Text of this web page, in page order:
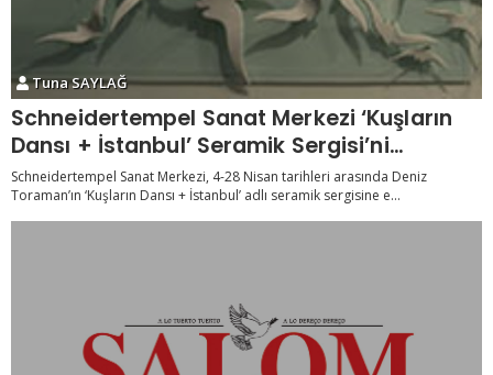
Tuna SAYLAĞ
Schneidertempel Sanat Merkezi ‘Kuşların
Dansı + İstanbul’ Seramik Sergisi’ni
ağırlıyor
Schneidertempel Sanat Merkezi, 4-28 Nisan tarihleri arasında Deniz
Toraman’ın ‘Kuşların Dansı + İstanbul’ adlı seramik sergisine e...